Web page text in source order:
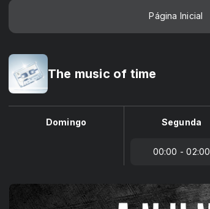
Página Inicial
The music of time
Domingo Segunda
00:00 - 02:00